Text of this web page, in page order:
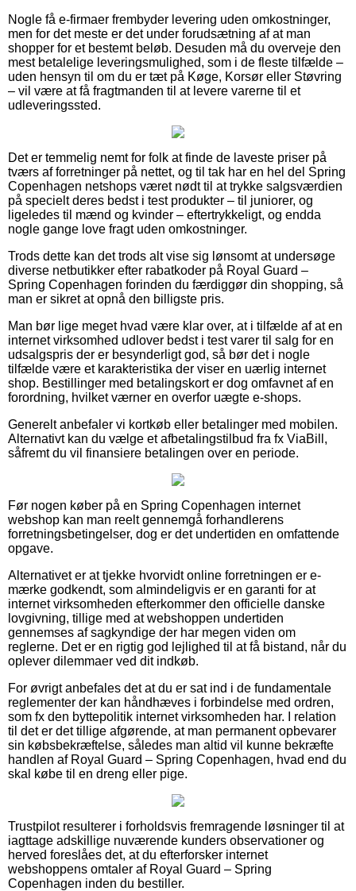
Nogle få e-firmaer frembyder levering uden omkostninger,
men for det meste er det under forudsætning af at man
shopper for et bestemt beløb. Desuden må du overveje den
mest betalelige leveringsmulighed, som i de fleste tilfælde –
uden hensyn til om du er tæt på Køge, Korsør eller Støvring
– vil være at få fragtmanden til at levere varerne til et
udleveringssted.
Det er temmelig nemt for folk at finde de laveste priser på
tværs af forretninger på nettet, og til tak har en hel del Spring
Copenhagen netshops været nødt til at trykke salgsværdien
på specielt deres bedst i test produkter – til juniorer, og
ligeledes til mænd og kvinder – eftertrykkeligt, og endda
nogle gange love fragt uden omkostninger.
Trods dette kan det trods alt vise sig lønsomt at undersøge
diverse netbutikker efter rabatkoder på Royal Guard –
Spring Copenhagen forinden du færdiggør din shopping, så
man er sikret at opnå den billigste pris.
Man bør lige meget hvad være klar over, at i tilfælde af at en
internet virksomhed udlover bedst i test varer til salg for en
udsalgspris der er besynderligt god, så bør det i nogle
tilfælde være et karakteristika der viser en uærlig internet
shop. Bestillinger med betalingskort er dog omfavnet af en
forordning, hvilket værner en overfor uægte e-shops.
Generelt anbefaler vi kortkøb eller betalinger med mobilen.
Alternativt kan du vælge et afbetalingstilbud fra fx ViaBill,
såfremt du vil finansiere betalingen over en periode.
Før nogen køber på en Spring Copenhagen internet
webshop kan man reelt gennemgå forhandlerens
forretningsbetingelser, dog er det undertiden en omfattende
opgave.
Alternativet er at tjekke hvorvidt online forretningen er e-
mærke godkendt, som almindeligvis er en garanti for at
internet virksomheden efterkommer den officielle danske
lovgivning, tillige med at webshoppen undertiden
gennemses af sagkyndige der har megen viden om
reglerne. Det er en rigtig god lejlighed til at få bistand, når du
oplever dilemmaer ved dit indkøb.
For øvrigt anbefales det at du er sat ind i de fundamentale
reglementer der kan håndhæves i forbindelse med ordren,
som fx den byttepolitik internet virksomheden har. I relation
til det er det tillige afgørende, at man permanent opbevarer
sin købsbekræftelse, således man altid vil kunne bekræfte
handlen af Royal Guard – Spring Copenhagen, hvad end du
skal købe til en dreng eller pige.
Trustpilot resulterer i forholdsvis fremragende løsninger til at
iagttage adskillige nuværende kunders observationer og
herved foreslåes det, at du efterforsker internet
webshoppens omtaler af Royal Guard – Spring
Copenhagen inden du bestiller.